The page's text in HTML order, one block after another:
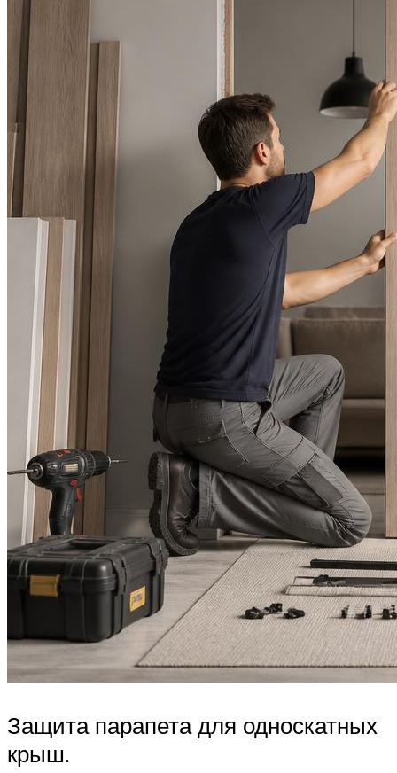
Защита парапета для односкатных
крыш.